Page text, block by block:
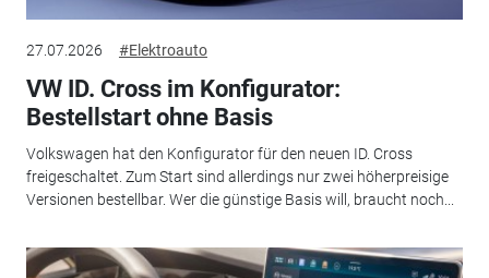
27.07.2026 #Elektroauto
VW ID. Cross im Konfigurator:
Bestellstart ohne Basis
Volkswagen hat den Konfigurator für den neuen ID. Cross
freigeschaltet. Zum Start sind allerdings nur zwei höherpreisige
Versionen bestellbar. Wer die günstige Basis will, braucht noch...